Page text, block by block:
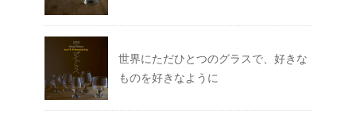
世界にただひとつのグラスで、好きな
ものを好きなように